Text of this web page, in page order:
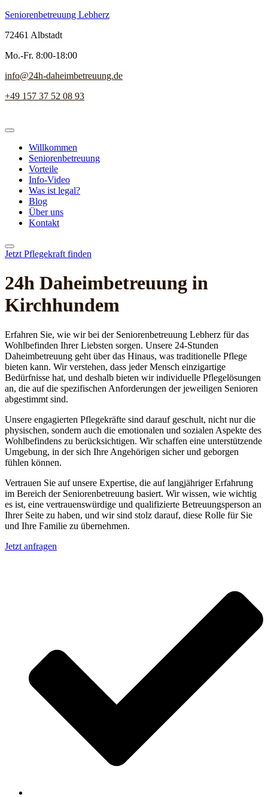
Seniorenbetreuung Lebherz
72461 Albstadt
Mo.-Fr. 8:00-18:00
info@24h-daheimbetreuung.de
+49 157 37 52 08 93
Willkommen
Seniorenbetreuung
Vorteile
Info-Video
Was ist legal?
Blog
Über uns
Kontakt
Jetzt Pflegekraft finden
24h Daheim­betreuung in
Kirchhundem
Erfahren Sie, wie wir bei der Seniorenbetreuung Lebherz für das
Wohlbefinden Ihrer Liebsten sorgen. Unsere 24-Stunden
Daheimbetreuung geht über das Hinaus, was traditionelle Pflege
bieten kann. Wir verstehen, dass jeder Mensch einzigartige
Bedürfnisse hat, und deshalb bieten wir individuelle Pflegelösungen
an, die auf die spezifischen Anforderungen der jeweiligen Senioren
abgestimmt sind.
Unsere engagierten Pflegekräfte sind darauf geschult, nicht nur die
physischen, sondern auch die emotionalen und sozialen Aspekte des
Wohlbefindens zu berücksichtigen. Wir schaffen eine unterstützende
Umgebung, in der sich Ihre Angehörigen sicher und geborgen
fühlen können.
Vertrauen Sie auf unsere Expertise, die auf langjähriger Erfahrung
im Bereich der Seniorenbetreuung basiert. Wir wissen, wie wichtig
es ist, eine vertrauenswürdige und qualifizierte Betreuungsperson an
Ihrer Seite zu haben, und wir sind stolz darauf, diese Rolle für Sie
und Ihre Familie zu übernehmen.
Jetzt anfragen